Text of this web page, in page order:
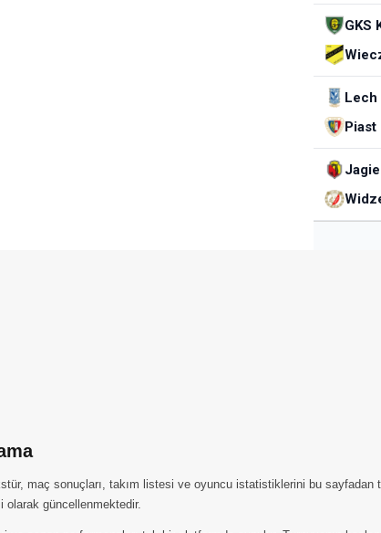
GKS
Lech
Piast
maç sonuçları, takım listesi ve oyuncu istatistiklerini bu
olarak güncellenmektedir.